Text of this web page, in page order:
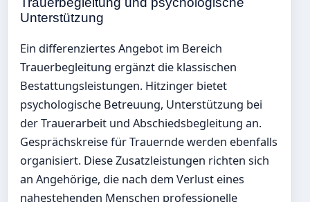
Unterstützung
Ein differenziertes Angebot im Bereich
Trauerbegleitung ergänzt die klassischen
Bestattungsleistungen. Hitzinger bietet
psychologische Betreuung, Unterstützung bei
der Trauerarbeit und Abschiedsbegleitung an.
Gesprächskreise für Trauernde werden ebenfalls
organisiert. Diese Zusatzleistungen richten sich
an Angehörige, die nach dem Verlust eines
nahestehenden Menschen professionelle